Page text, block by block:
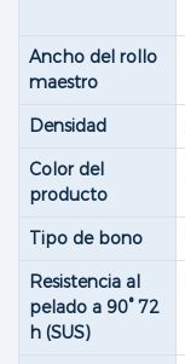
Ancho del rollo
maestro
Densidad
Color del
producto
Tipo de bono
Resistencia al
pelado a 90° 72
h (SUS)